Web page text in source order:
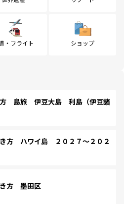
・フライト ショップ
島旅 伊豆大島 利島（伊豆諸
方 ハワイ島 ２０２７～２０２
方 墨田区